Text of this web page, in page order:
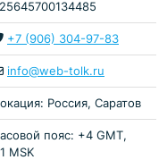
+7 (906) 304-97-83
info@web-tolk.ru
Россия, Саратов
пояс: +4 GMT,
MSK